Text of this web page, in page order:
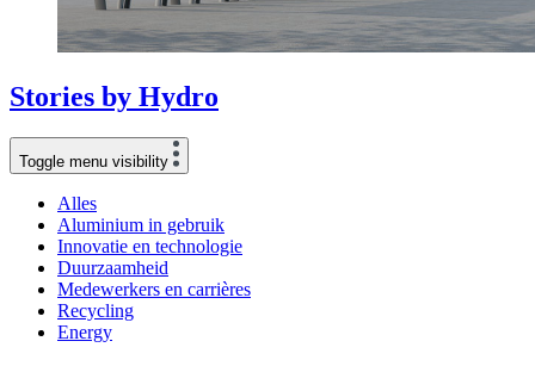
Stories by Hydro
Toggle menu visibility
Alles
Aluminium in gebruik
Innovatie en technologie
Duurzaamheid
Medewerkers en carrières
Recycling
Energy